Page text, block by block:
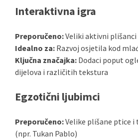
Interaktivna igra
Preporučeno:Veliki aktivni plišanci
Idealno za: Razvoj osjetila kod
Ključna značajka: Dodaci poput
dijelova i različitih tekstura
Egzotični ljubimci
Preporučeno:Velike plišane ptice
(npr. Tukan Pablo)